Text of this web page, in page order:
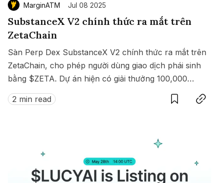
MarginATM Jul 08 2025
SubstanceX V2 chính thức ra mắt trên
ZetaChain
Sàn Perp Dex SubstanceX V2 chính thức ra mắt trên
ZetaChain, cho phép người dùng giao dịch phái sinh
bằng $ZETA. Dự án hiện có giải thưởng 100,000
$ZETA diễn ra từ 8 đến 15/07/2025.
2 min read
SaveCopy link